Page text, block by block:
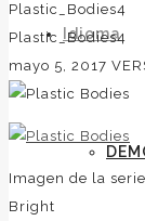
Idioma
Plastic_Bodies4
Plastic_Bodies4
mayo 5, 2017
Imagen de la
Bright